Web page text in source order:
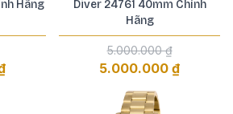
Hãng
Diver 24761 40mm Chính
Hãng
5.000.000 ₫
5.000.000 ₫